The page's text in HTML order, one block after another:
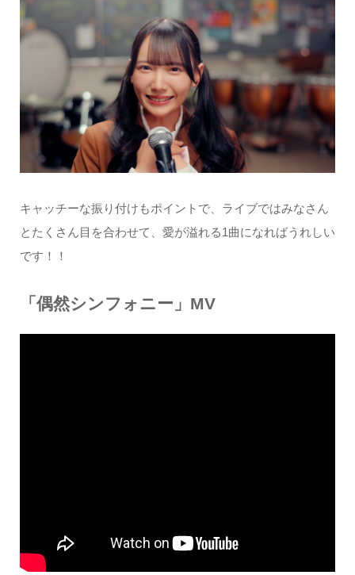
キャッチーな振り付けもポイントで、ライブではみなさん
とたくさん目を合わせて、愛が溢れる1曲になればうれしい
です！！
「偶然シンフォニー」MV